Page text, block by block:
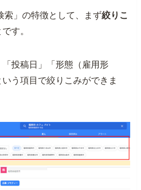
索」の特徴として、まず絞りこ
す。
投稿日」「形態（雇用形
う項目で絞りこみができま